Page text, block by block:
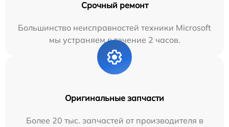
Срочный ремонт
Большинство неисправностей техники Microsoft
мы устраняем в течение 2 часов.
Оригинальные запчасти
Более 20 тыс. запчастей от производителя в